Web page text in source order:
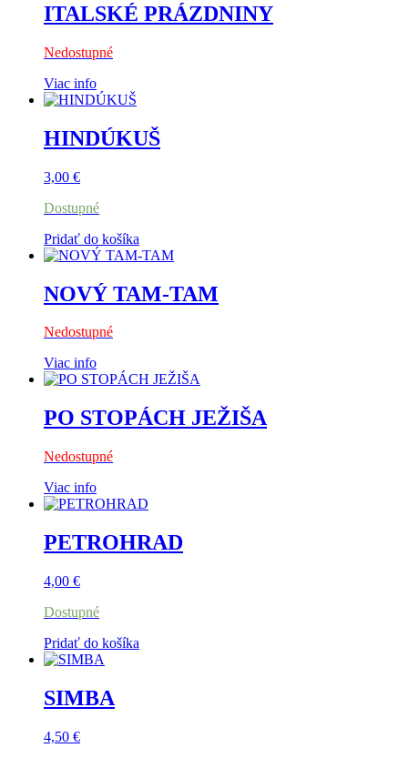
ITALSKÉ PRÁZDNINY
Nedostupné
Viac info
HINDÚKUŠ
3,00 €
Dostupné
Pridať do košíka
NOVÝ TAM-TAM
Nedostupné
Viac info
PO STOPÁCH JEŽIŠA
Nedostupné
Viac info
PETROHRAD
4,00 €
Dostupné
Pridať do košíka
SIMBA
4,50 €